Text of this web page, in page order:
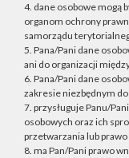
4. dane osobowe mogą
organom ochrony
samorządu
5. Pana/Pani dane
ani do organizacji
6. Pana/Pani dane
zakresie niezbędnym
7. przysługuje Panu/
osobowych oraz ich
przetwarzania lub
8. ma Pan/Pani prawo